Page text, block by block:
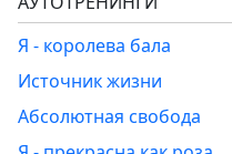
Я - королева бала
Источник жизни
Абсолютная свобода